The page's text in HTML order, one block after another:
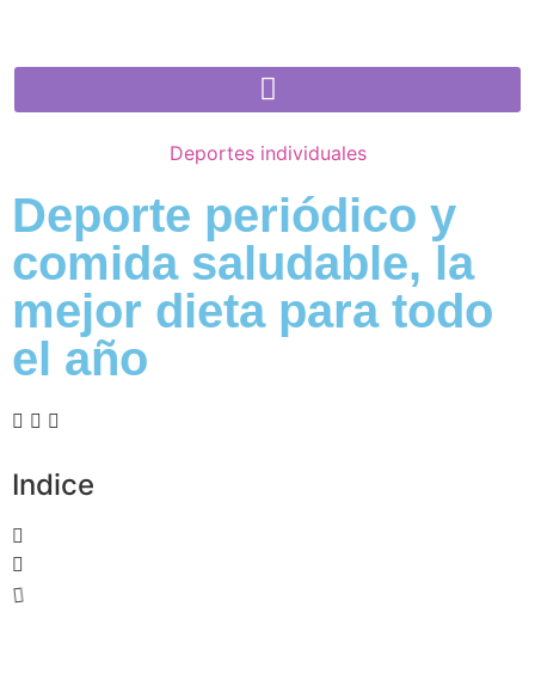
Deportes individuales
Deporte periódico y
comida saludable, la
mejor dieta para todo
el año
Indice